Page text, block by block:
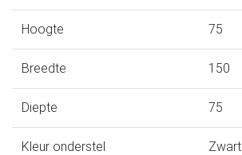
Hoogte 75
Breedte 150
Diepte 75
Kleur onderstel Zwart